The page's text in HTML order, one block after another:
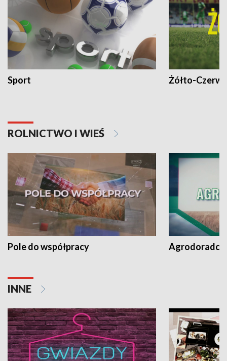
Sport Żółto-
ROLNICTWO I WIEŚ
Pole do współpracy Agrodoradcy
INNE